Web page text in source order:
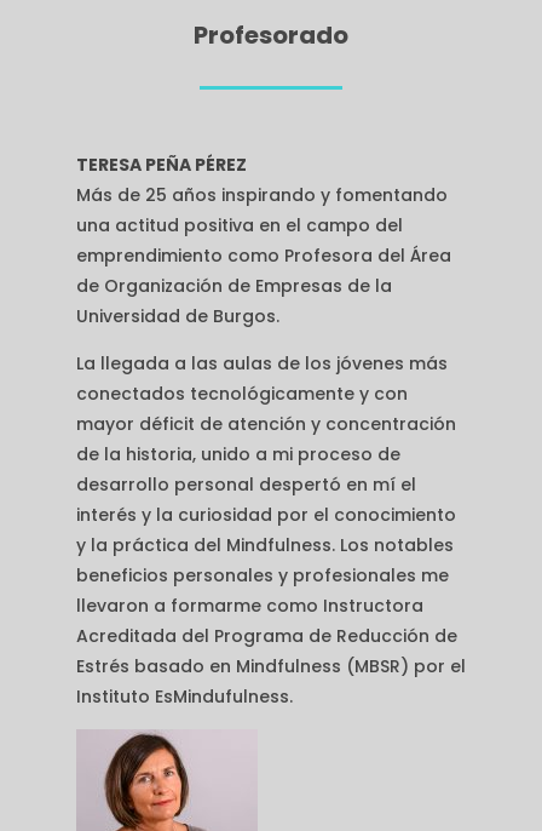
Profesorado
TERESA PEÑA PÉREZ
Más de 25 años inspirando y fomentando
una actitud positiva en el campo del
emprendimiento como Profesora del Área
de Organización de Empresas de la
Universidad de Burgos.
La llegada a las aulas de los jóvenes más
conectados tecnológicamente y con
mayor déficit de atención y concentración
de la historia, unido a mi proceso de
desarrollo personal despertó en mí el
interés y la curiosidad por el conocimiento
y la práctica del Mindfulness. Los notables
beneficios personales y profesionales me
llevaron a formarme como Instructora
Acreditada del Programa de Reducción de
Estrés basado en Mindfulness (MBSR) por el
Instituto EsMindufulness.